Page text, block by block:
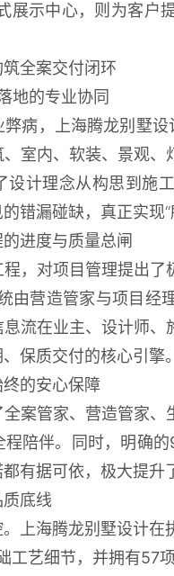
展示中心，则为客户
全案交付闭环
地的专业协同
病，上海腾龙别墅
室内、软装、景观
设计理念从构思到施
错漏碰缺，真正实现“
进度与质量总闸
，对项目管理提出
由营造管家与项目经
流在业主、设计师
保质交付的核心引擎。
的安心保障
案管家、营造管家
陪伴。同时，明确的
有据可依，极大提升
底线
上海腾龙别墅设计在
工艺细节，并拥有57